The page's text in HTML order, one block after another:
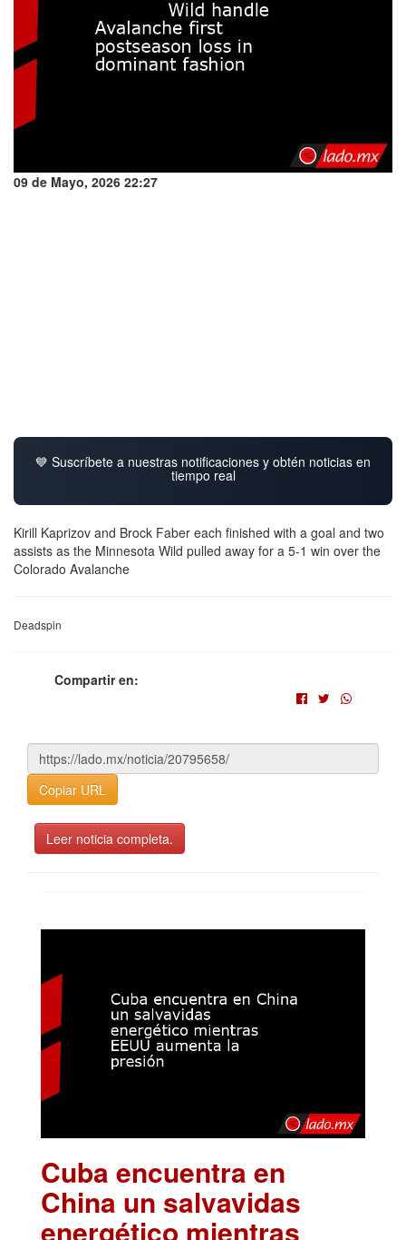
09 de Mayo, 2026 22:27
💙 Suscríbete a nuestras notificaciones y obtén noticias en
tiempo real
Kirill Kaprizov and Brock Faber each finished with a goal and two
assists as the Minnesota Wild pulled away for a 5-1 win over the
Colorado Avalanche
Deadspin
Compartir en:
Copiar URL
Leer noticia completa.
Cuba encuentra en
China un salvavidas
energético mientras